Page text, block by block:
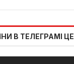
В ТЕЛЕГРАМІ